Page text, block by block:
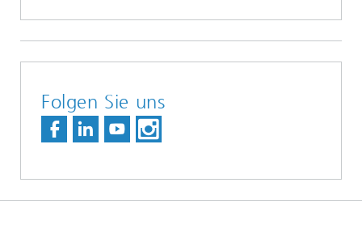
Folgen Sie uns